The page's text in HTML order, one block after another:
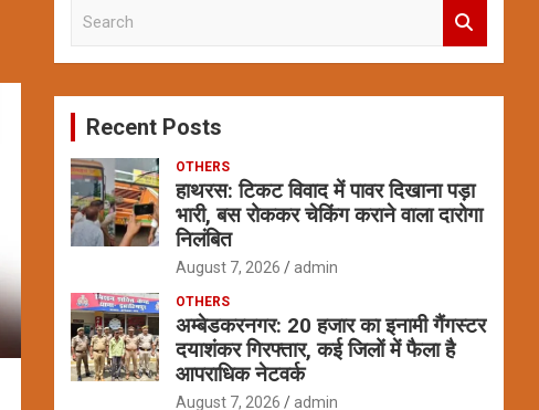
c
Recent Posts
OTHERS
हाथरस: टिकट विवाद में पावर दिखाना पड़ा
भारी, बस रोककर चेकिंग कराने वाला दारोगा
निलंबित
August 7, 2026 admin
OTHERS
अम्बेडकरनगर: 20 हजार का इनामी गैंगस्टर
दयाशंकर गिरफ्तार, कई जिलों में फैला है
आपराधिक नेटवर्क
August 7, 2026 admin